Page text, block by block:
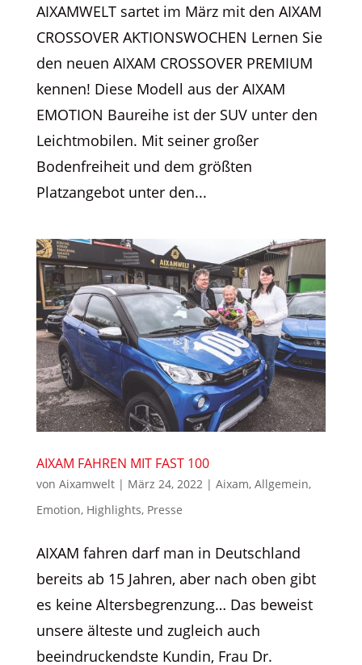
AIXAMWELT sartet im März mit den AIXAM
CROSSOVER AKTIONSWOCHEN Lernen Sie
den neuen AIXAM CROSSOVER PREMIUM
kennen! Diese Modell aus der AIXAM
EMOTION Baureihe ist der SUV unter den
Leichtmobilen. Mit seiner großer
Bodenfreiheit und dem größten
Platzangebot unter den...
AIXAM FAHREN MIT FAST 100
von Aixamwelt| März 24, 2022 | Aixam, Allgemein,
Emotion, Highlights, Presse
AIXAM fahren darf man in Deutschland
bereits ab 15 Jahren, aber nach oben gibt
es keine Altersbegrenzung… Das beweist
unsere älteste und zugleich auch
beeindruckendste Kundin, Frau Dr.